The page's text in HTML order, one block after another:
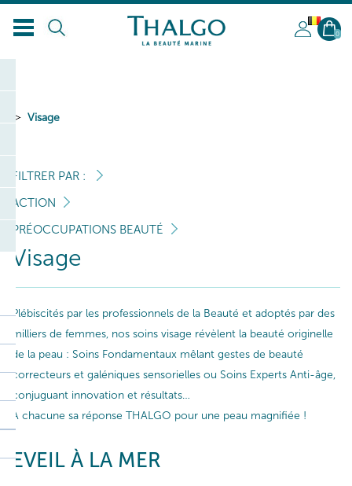
BL
0
Visage
FILTRER PAR :
ACTION
PRÉOCCUPATIONS BEAUTÉ
Visage
Plébiscités par les professionnels de la Beauté et adoptés par des
milliers de femmes, nos soins visage révèlent la beauté originelle
de la peau : Soins Fondamentaux mêlant gestes de beauté
correcteurs et galéniques sensorielles ou Soins Experts Anti-âge,
conjuguant innovation et résultats…
A chacune sa réponse THALGO pour une peau magnifiée !
EVEIL À LA MER